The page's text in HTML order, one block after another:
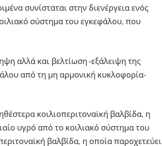
συνίσταται στην διενέργεια ενός
σύστημα του εγκεφάλου, που
αλλά και βελτίωση -εξάλειψη της
από τη μη αρμονική κυκλοφορία-
κοιλιοπεριτοναϊκή βαλβίδα, η
υγρό από το κοιλιακό σύστημα του
βαλβίδα, η οποία παροχετεύει